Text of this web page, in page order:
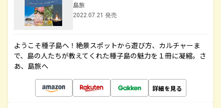
島旅
2022.07.21 発売
ようこそ種子島へ！絶景スポットから遊び方、カルチャーま
で、島の人たちが教えてくれた種子島の魅力を１冊に凝縮。さ
あ、島旅へ
詳細を見る